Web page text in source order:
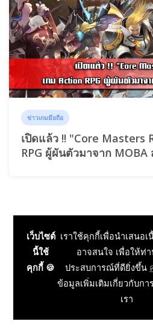
ข่าวเกมมือถือ
เปิดแล้ว !! "Core Masters
RPG ผู้ผันตัวมาจาก MOBA
เว็บไซต์
นี้ใช้
คุกกี้ 🍪
เราใช้คุกกี้เพื่อนำเสนอ
อาจสนใจ เพื่อให้ท่
ประสบการณ์ที่ดียิ่งขึ้น
ข้อมูลเพิ่มเติมเกี่ยวกับกา
เรา